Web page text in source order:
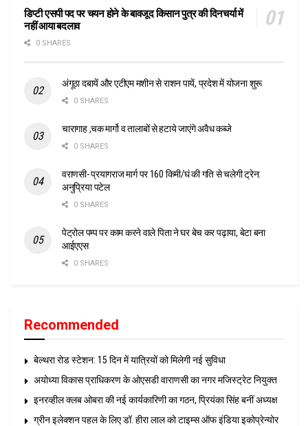
डिप्टी एसपी पद पर चयन होने के बावजूद किसान पुत्र की दिनचर्या में
नहीं आया बदलाव
0 SHARES
अंगूठा दबायें और एटीएम मशीन से राशन पायें, प्रदेश में योजना शुरू
0 SHARES
चारागाह ,चक मार्गो व तालाबों से हटाये जाएंगे अवैध कब्जे
0 SHARES
वराणसी- प्रयागराज मार्ग पर 160 किमी/घं की गति से चलेगी ट्रेन:
अनुप्रिया पटेल
0 SHARES
पेट्रोल पम्प पर काम करने वाले पिता ने घर बेच कर पढ़ाया, बेटा बना
आईएएस
0 SHARES
Recommended
बेल्थरा रोड स्टेशन: 15 दिन में यात्रियों को मिलेगी नई सुविधा
अयोध्या विकास प्राधिकरण के ओएसडी वाराणसी का नगर मजिस्ट्रेट नियुक्त
इनरव्हील क्लब ओबरा की नई कार्यकारिणी का गठन, प्रियंका सिंह बनीं अध्यक्ष
ग्रीन इलेक्शन पहल के लिए डॉ. हीरा लाल को टाइम्स ऑफ इंडिया इकोप्रेन्योर